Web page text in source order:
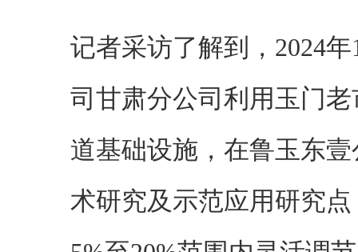
记者采访了解到，2024
司甘肃分公司利用玉门
道基础设施，在鲁玉东
术研究及示范应用研究